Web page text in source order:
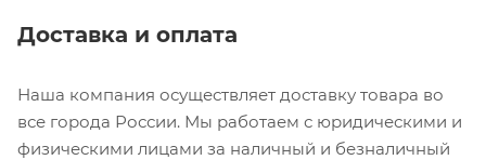
Доставка и оплата
Наша компания осуществляет доставку товара во
все города России. Мы работаем с юридическими и
физическими лицами за наличный и безналичный